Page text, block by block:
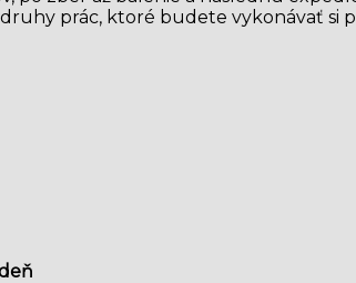
prác, ktoré budete vykonávať si